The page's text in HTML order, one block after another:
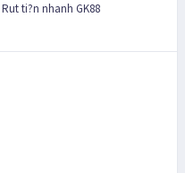
Rut ti?n nhanh GK88